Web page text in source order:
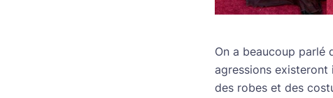
On a beaucoup parlé
agressions existeront
des robes et des